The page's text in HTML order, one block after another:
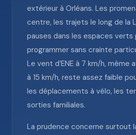
extérieur à Orléans. Les
centre, les trajets le long de la
pauses dans les espaces verts
programmer sans crainte
Le vent d’ENE à 7 km/h, même
à 15 km/h, reste assez faible
les déplacements à vélo, les
sorties familiales.
La prudence concerne surtout